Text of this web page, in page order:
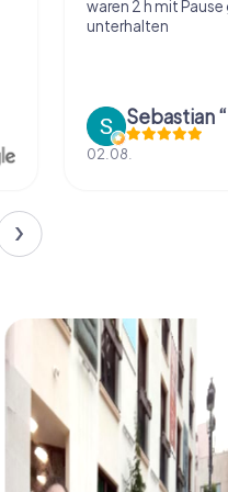
waren 2 h mit Pause gut
unterhalten
Sebastian “the
02.08.